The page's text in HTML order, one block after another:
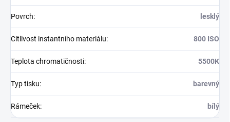
Povrch: lesklý
Citlivost instantního materiálu: 800 ISO
Teplota chromatičnosti: 5500K
Typ tisku: barevný
Rámeček: bílý